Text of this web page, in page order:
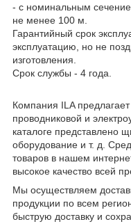
- с номинальным
не менее 100 м.
Гарантийный срок
эксплуатацию, но не
изготовления.
Срок службы - 4 года.
Компания ILA
проводниковой и
каталоге представлено
оборудование и т. д.
товаров в нашем
высокое качество всей
Мы осуществляем
продукции по всем
быструю доставку и